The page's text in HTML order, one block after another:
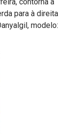
contorna a
para à direita
modelo: